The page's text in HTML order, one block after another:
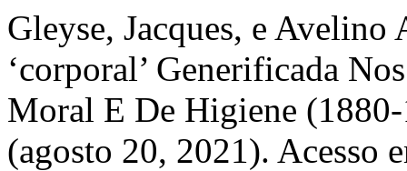
Gleyse, Jacques, e
‘corporal’ Generificada
Moral E De Higiene
(agosto 20, 2021). Acesso